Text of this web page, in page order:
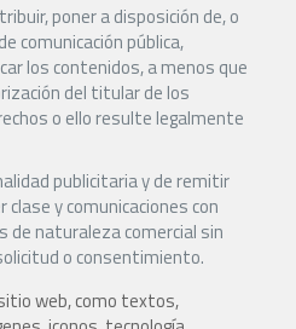
poner a disposición de, o
comunicación pública,
los contenidos, a menos que
del titular de los
o ello resulte legalmente
publicitaria y de remitir
clase y comunicaciones con
de naturaleza comercial sin
o consentimiento.
web, como textos,